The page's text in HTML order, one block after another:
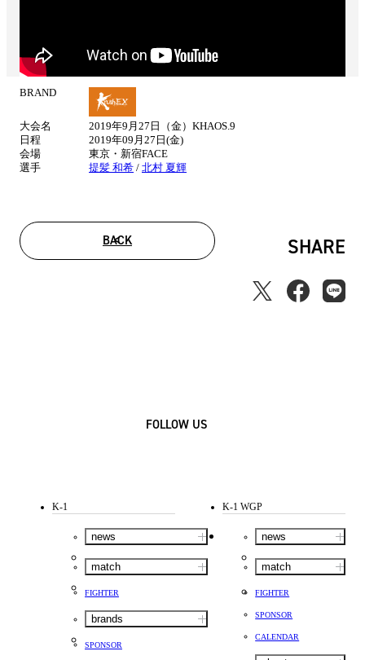
BRAND
大会名
2019年9月27日（金）KHAOS.9
日程
2019年09月27日(金)
会場
東京・新宿FACE
選手
提髪 和希 / 北村 夏輝
BACK SHARE
FOLLOW US
K-1
news
match
FIGHTER
brands
SPONSOR
K-1 WGP
news
match
FIGHTER
SPONSOR
CALENDAR